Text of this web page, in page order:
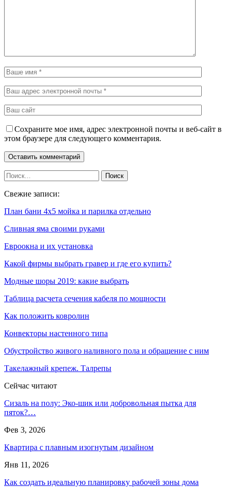
Сохраните мое имя, адрес электронной почты и веб-сайт в
этом браузере для следующего комментария.
Свежие записи:
План бани 4х5 мойка и парилка отдельно
Сливная яма своими руками
Евроокна и их установка
Какой фирмы выбрать гравер и где его купить?
Модные шоры 2019: какие выбрать
Таблица расчета сечения кабеля по мощности
Как положить ковролин
Конвекторы настенного типа
Обустройство живого наливного пола и обращение с ним
Такелажный крепеж. Талрепы
Сейчас читают
Сизаль на полу: Эко-шик или добровольная пытка для
пяток?…
Фев 3, 2026
Квартира с плавным изогнутым дизайном
Янв 11, 2026
Как создать идеальную планировку рабочей зоны дома